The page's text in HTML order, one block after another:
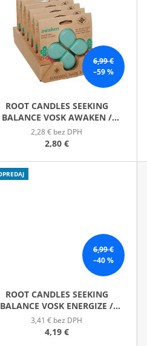
6,99 €
–59 %
ROOT CANDLES SEEKING
BALANCE VOSK AWAKEN /
PREBUDENIE
2,28 € bez DPH
2,80 €
6,99 €
–40 %
ROOT CANDLES SEEKING
BALANCE VOSK ENERGIZE /
DODANIE ENERGIE
3,41 € bez DPH
4,19 €